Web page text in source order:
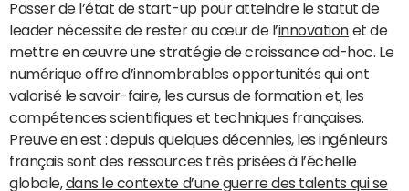
Passer de l’état de start-up pour atteindre le statut de
leader nécessite de rester au cœur de l’innovation et de
mettre en œuvre une stratégie de croissance ad-hoc. Le
numérique offre d’innombrables opportunités qui ont
valorisé le savoir-faire, les cursus de formation et, les
compétences scientifiques et techniques françaises.
Preuve en est : depuis quelques décennies, les ingénieurs
français sont des ressources très prisées à l’échelle
globale,dans le contexte d’une guerre des talents qui se